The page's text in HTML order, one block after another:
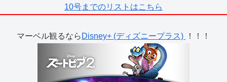
10号までのリストはこちら
マーベル観るなら Disney+ (ディズニープラス) ！！！